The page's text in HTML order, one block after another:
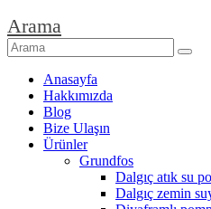
Arama
Anasayfa
Hakkımızda
Blog
Bize Ulaşın
Ürünler
Grundfos
Dalgıç atık su
Dalgıç zemin